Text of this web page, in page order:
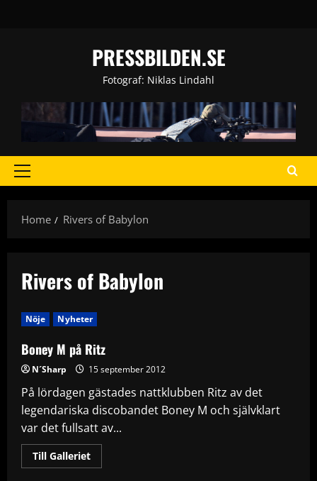
PRESSBILDEN.SE
Fotograf: Niklas Lindahl
Primary
Home
Rivers of Babylon
Rivers of Babylon
Nöje Nyheter
Boney M på Ritz
N´Sharp 15 september 2012
På lördagen gästades nattklubben Ritz av det
legendariska discobandet Boney M och självklart
var det fullsatt av...
Till GallerietRead
more